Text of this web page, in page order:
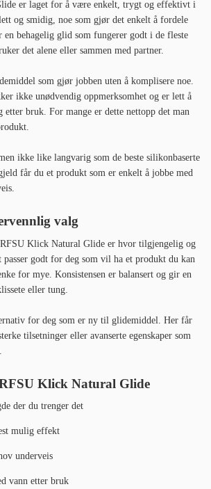
er laget for å være enkelt, trygt og effektivt i
og smidig, noe som gjør det enkelt å fordele
en behagelig glid som fungerer godt i de fleste
det alene eller sammen med partner.
som gjør jobben uten å komplisere noe.
ikke unødvendig oppmerksomhet og er lett å
etter bruk. For mange er dette nettopp det man
ikke like langvarig som de beste silikonbaserte
får du et produkt som er enkelt å jobbe med
valg
Klick Natural Glide er hvor tilgjengelig og
godt for deg som vil ha et produkt du kan
for mye. Konsistensen er balansert og gir en
eller tung.
for deg som er ny til glidemiddel. Her får
tilsetninger eller avanserte egenskaper som
Klick Natural Glide
der du trenger det
mulig effekt
underveis
vann etter bruk